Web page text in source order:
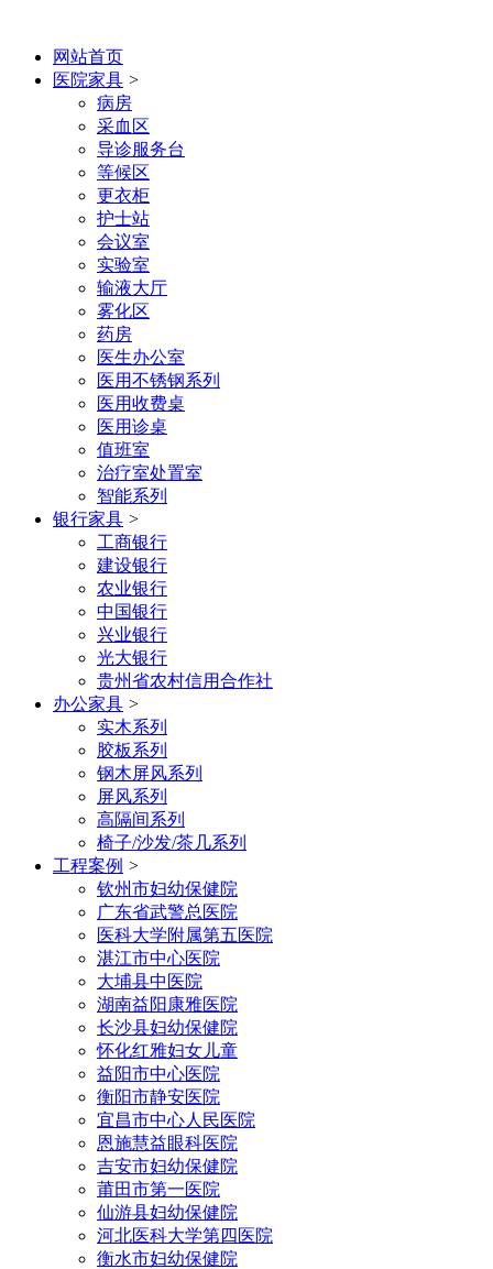
网站首页
医院家具 >
病房
采血区
导诊服务台
等候区
更衣柜
护士站
会议室
实验室
输液大厅
雾化区
药房
医生办公室
医用不锈钢系列
医用收费桌
医用诊桌
值班室
治疗室处置室
智能系列
银行家具 >
工商银行
建设银行
农业银行
中国银行
兴业银行
光大银行
贵州省农村信用合作社
办公家具 >
实木系列
胶板系列
钢木屏风系列
屏风系列
高隔间系列
椅子/沙发/茶几系列
工程案例 >
钦州市妇幼保健院
广东省武警总医院
医科大学附属第五医院
湛江市中心医院
大埔县中医院
湖南益阳康雅医院
长沙县妇幼保健院
怀化红雅妇女儿童
益阳市中心医院
衡阳市静安医院
宜昌市中心人民医院
恩施慧益眼科医院
吉安市妇幼保健院
莆田市第一医院
仙游县妇幼保健院
河北医科大学第四医院
衡水市妇幼保健院